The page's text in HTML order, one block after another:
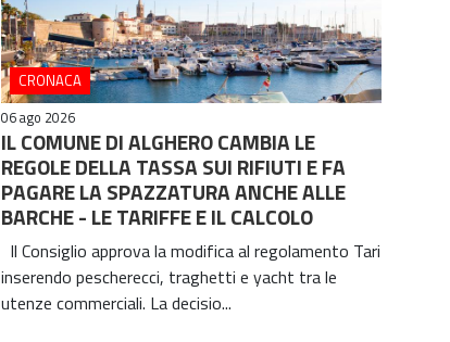
CRONACA
06 ago 2026
IL COMUNE DI ALGHERO CAMBIA LE
REGOLE DELLA TASSA SUI RIFIUTI E FA
PAGARE LA SPAZZATURA ANCHE ALLE
BARCHE - LE TARIFFE E IL CALCOLO
Il Consiglio approva la modifica al regolamento Tari
inserendo pescherecci, traghetti e yacht tra le
utenze commerciali. La decisio...